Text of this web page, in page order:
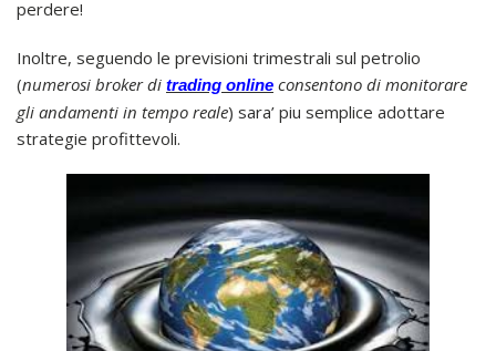
perdere!
Inoltre, seguendo le previsioni trimestrali sul petrolio
(numerosi broker di trading online consentono di monitorare
gli andamenti in tempo reale) sara’ piu semplice adottare
strategie profittevoli.